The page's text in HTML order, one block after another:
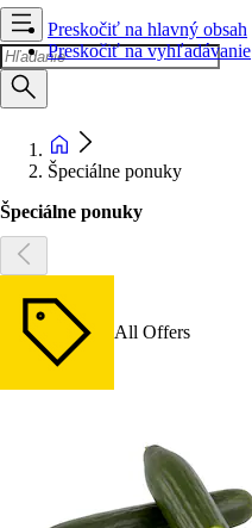
Preskočiť na hlavný obsah
Preskočiť na vyhľadávanie
Špeciálne ponuky
Špeciálne ponuky
All Offers